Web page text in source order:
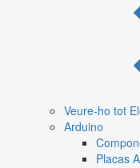
Veure-ho tot
Arduino
Placas